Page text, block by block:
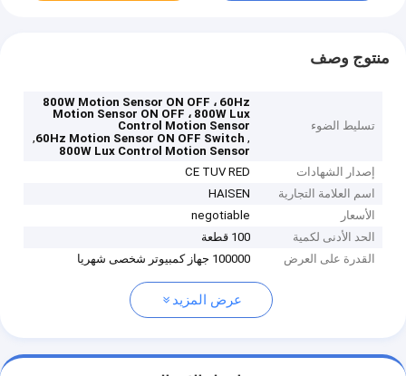
منتوج وصف
تسليط الضوء
800W Motion Sensor ON OFF ، 60Hz
Motion Sensor ON OFF ، 800W Lux
Control Motion Sensor
,
60Hz Motion Sensor ON OFF Switch
,
800W Lux Control Motion Sensor
إصدار الشهادات
CE TUV RED
اسم العلامة التجارية
HAISEN
الأسعار
negotiable
الحد الأدنى لكمية
100 قطعة
القدرة على العرض
100000 جهاز كمبيوتر شخصى شهريا
عرض المزيد